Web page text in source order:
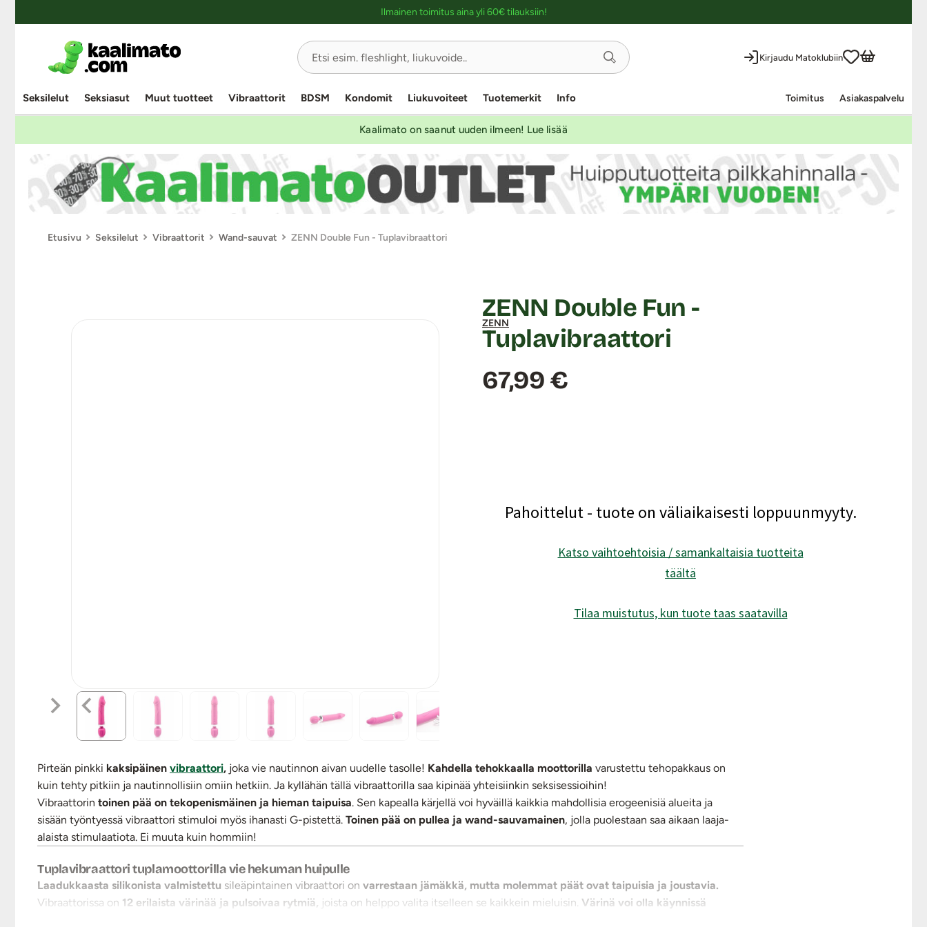
Ilmainen toimitus aina yli 60€ tilauksiin!
Kirjaudu Matoklubiin
Seksilelut Seksiasut Muut tuotteet Vibraattorit BDSM Kondomit Liukuvoiteet Tuotemerkit Info Toimitus Asiakaspalvelu
Kaalimato on saanut uuden ilmeen! Lue lisää
Etusivu Seksilelut Vibraattorit Wand-sauvat ZENN Double Fun - Tuplavibraattori
ZENN
ZENN Double Fun -
Tuplavibraattori
Hinta:
67,99 €
Pahoittelut - tuote on väliaikaisesti loppuunmyyty.
Katso vaihtoehtoisia / samankaltaisia tuotteita
täältä
Tilaa muistutus, kun tuote taas saatavilla
Pirteän pinkki kaksipäinen vibraattori, joka vie nautinnon aivan uudelle tasolle! Kahdella tehokkaalla moottorilla varustettu tehopakkaus on
kuin tehty pitkiin ja nautinnollisiin omiin hetkiin. Ja kyllähän tällä vibraattorilla saa kipinää yhteisiinkin seksisessioihin!
Vibraattorin toinen pää on tekopenismäinen ja hieman taipuisa. Sen kapealla kärjellä voi hyväillä kaikkia mahdollisia erogeenisiä alueita ja
sisään työntyessä vibraattori stimuloi myös ihanasti G-pistettä. Toinen pää on pullea ja wand-sauvamainen, jolla puolestaan saa aikaan laaja-
alaista stimulaatiota. Ei muuta kuin hommiin!
Tuplavibraattori tuplamoottorilla vie hekuman huipulle
Laadukkaasta silikonista valmistettu sileäpintainen vibraattori on varrestaan jämäkkä, mutta molemmat päät ovat taipuisia ja joustavia.
Vibraattorissa on 12 erilaista värinää ja pulsoivaa rytmiä, joista on helppo valita itselleen se kaikkein mieluisin. Värinä voi olla käynnissä